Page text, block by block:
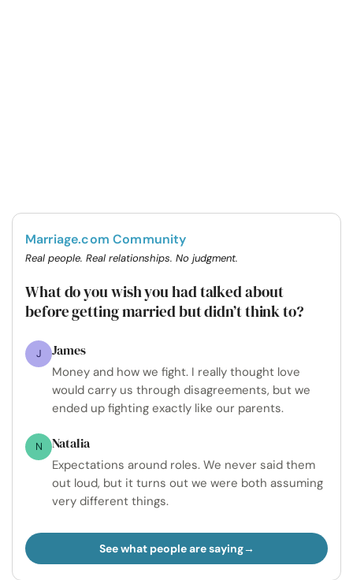
Marriage.com Community
Real people. Real relationships. No judgment.
What do you wish you had talked about
before getting married but didn’t think to?
J James
Money and how we fight. I really thought love
would carry us through disagreements, but we
ended up fighting exactly like our parents.
N Natalia
Expectations around roles. We never said them
out loud, but it turns out we were both assuming
very different things.
See what people are saying